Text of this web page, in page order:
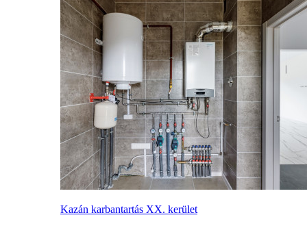
Kazán karbantartás XX. kerület